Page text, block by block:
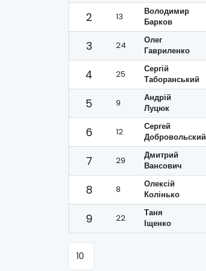
2
13
Володимир
Барков
3
24
Олег
Гавриленко
4
25
Сергій
Таборанський
5
9
Андрій
Луцюк
6
12
Сергей
Добровольский
7 29
Дмитрий
Вансович
8 8
Олексій
Колінько
9 22
Таня
Іщенко